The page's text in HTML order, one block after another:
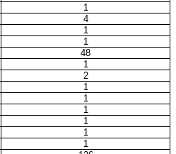
1
4
1
1
48
1
2
1
1
1
1
1
1